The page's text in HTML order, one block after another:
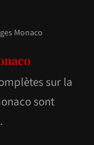
Monaco
sur la
sont